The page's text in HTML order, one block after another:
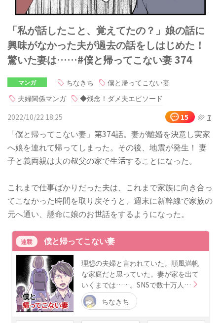
「私が話したこと、覚えてたの？」娘の話に
興味がなかった夫が過去の話をしはじめた！
驚いた妻は……#僕と帰ってこない妻 374
マンガ ちなきち
僕と帰ってこない妻
夫婦関係マンガ
◆残念！ダメ夫エピソード
2022/10/22 18:25
15 7
「僕と帰ってこない妻」第374話。妻が離婚を決意し実家
へ娘を連れて帰ってしまった。その後、地震が発生！ 妻
子と義両親は夫の叔父の家で生活することになった。
これまで仕事ばかりだった夫は、これまで家族に向き合っ
てこなかった時間を取り戻そうと、週末に新幹線で家族の
元へ通い、懸命に娘のお世話をするようになった。
連載 僕と帰ってこない妻
理想の夫婦と言われていた。順風満帆
な家庭だと思っていた。妻が家を出て
いくまでは……。SNSで数十万人…
ちなきち